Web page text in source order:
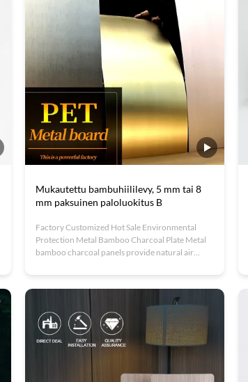
Mukautettu bambuhiililevy, 5 mm tai 8
mm paksuinen paloluokitus B
Factory Customized Hot Sale Environmental
Protection Metal Bamboo Charcoal Plate Metal
bamboo charcoal panels provide natural air
compounds (VOCs), improving indoor air quality